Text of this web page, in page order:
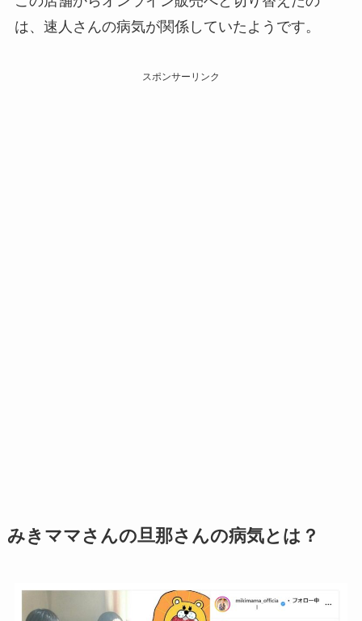
は、速人さんの病気が関係していたようです。
スポンサーリンク
みきママさんの旦那さんの病気とは？